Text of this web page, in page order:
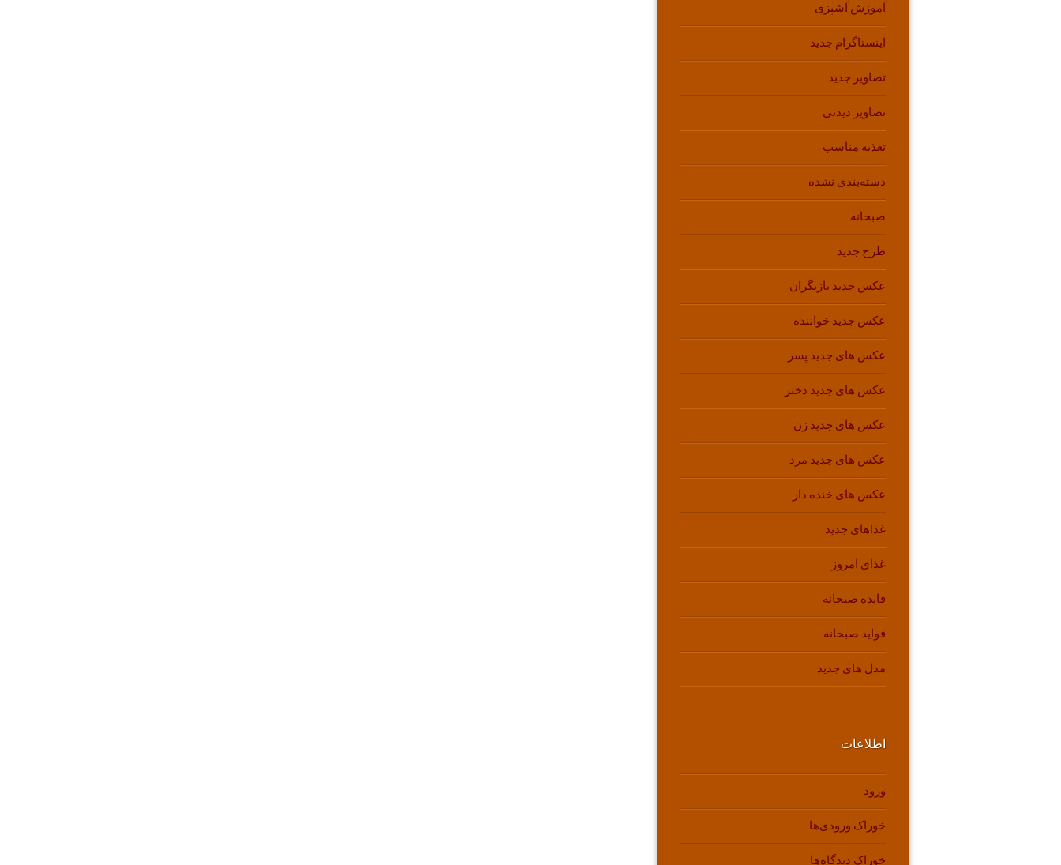
آموزش آشپزی
اینستاگرام جدید
تصاویر جدید
تصاویر دیدنی
تغذیه مناسب
دسته‌بندی نشده
صبحانه
طرح جدید
عکس جدید بازیگران
عکس جدید خواننده
عکس های جدید پسر
عکس های جدید دختر
عکس های جدید زن
عکس های جدید مرد
عکس های خنده دار
غذاهای جدید
غذای امروز
فایده صبحانه
فواید صبحانه
مدل های جدید
اطلاعات
ورود
خوراک ورودی‌ها
خوراک دیدگاه‌ها